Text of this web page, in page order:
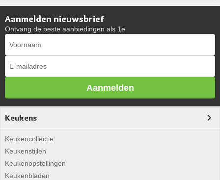
Aanmelden nieuwsbrief
Ontvang de beste aanbiedingen als 1e
Aanmelden
Keukens
Keukencollectie
Keukenstijlen
Keukenopstellingen
Keukenbladen